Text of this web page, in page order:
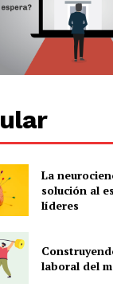
La
solución al
líderes
laboral del